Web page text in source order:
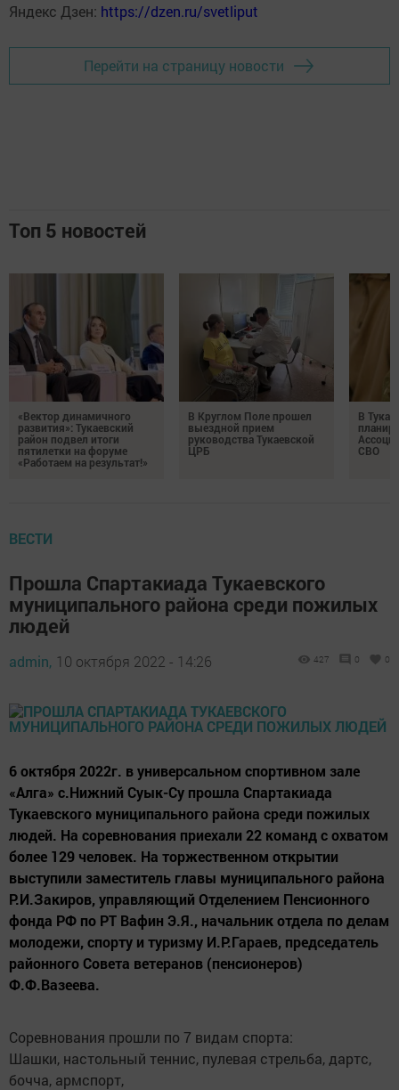
Яндекс Дзен: https://dzen.ru/svetliput
Перейти на страницу новости
Топ 5 новостей
«Вектор динамичного
развития»: Тукаевский
район подвел итоги
пятилетки на форуме
«Работаем на результат!»
В Круглом Поле прошел
выездной прием
руководства Тукаевской
ЦРБ
В
СВО
ВЕСТИ
Прошла Спартакиада Тукаевского
муниципального района среди пожилых
людей
admin, 10 октября 2022 - 14:26 427 0 0
6 октября 2022г. в универсальном спортивном зале
«Алга» с.Нижний Суык-Су прошла Спартакиада
Тукаевского муниципального района среди пожилых
людей. На соревнования приехали 22 команд с охватом
более 129 человек. На торжественном открытии
выступили заместитель главы муниципального района
Р.И.Закиров, управляющий Отделением Пенсионного
фонда РФ по РТ Вафин Э.Я., начальник отдела по делам
молодежи, спорту и туризму И.Р.Гараев, председатель
районного Совета ветеранов (пенсионеров)
Ф.Ф.Вазеева.
Соревнования прошли по 7 видам спорта:
Шашки, настольный теннис, пулевая стрельба, дартс,
бочча, армспорт,